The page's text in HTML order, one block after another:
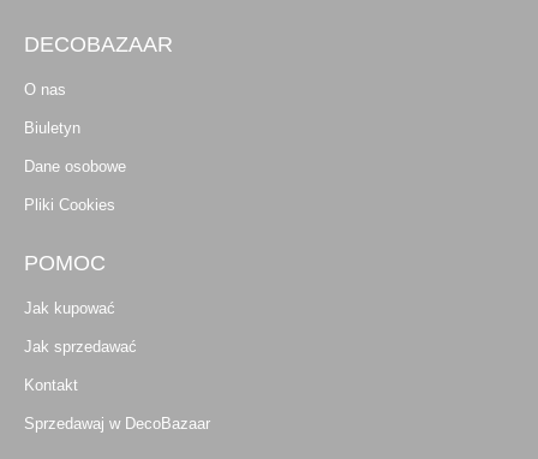
DECOBAZAAR
O nas
Biuletyn
Dane osobowe
Pliki Cookies
POMOC
Jak kupować
Jak sprzedawać
Kontakt
Sprzedawaj w DecoBazaar